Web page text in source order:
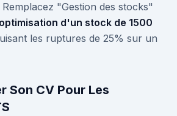
"Gestion des stocks"
d'un stock de 1500
les ruptures de 25% sur un
Son CV Pour Les